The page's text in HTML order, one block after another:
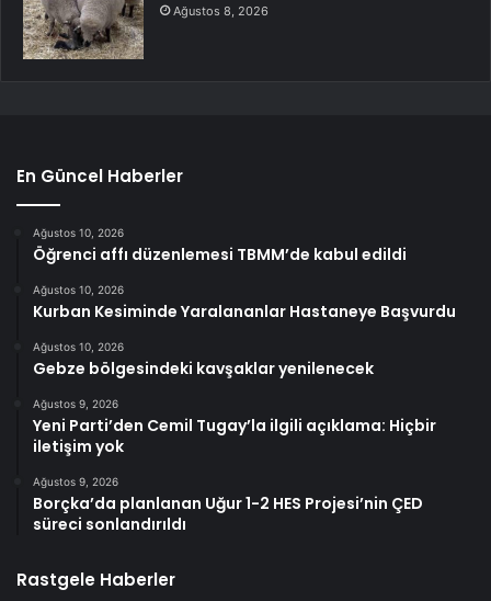
Ağustos 8, 2026
En Güncel Haberler
Ağustos 10, 2026
Öğrenci affı düzenlemesi TBMM’de kabul edildi
Ağustos 10, 2026
Kurban Kesiminde Yaralananlar Hastaneye Başvurdu
Ağustos 10, 2026
Gebze bölgesindeki kavşaklar yenilenecek
Ağustos 9, 2026
Yeni Parti’den Cemil Tugay’la ilgili açıklama: Hiçbir
iletişim yok
Ağustos 9, 2026
Borçka’da planlanan Uğur 1-2 HES Projesi’nin ÇED
süreci sonlandırıldı
Rastgele Haberler